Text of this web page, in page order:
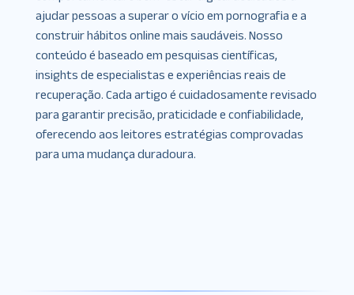
ajudar pessoas a superar o vício em pornografia e a
construir hábitos online mais saudáveis. Nosso
conteúdo é baseado em pesquisas científicas,
insights de especialistas e experiências reais de
recuperação. Cada artigo é cuidadosamente revisado
para garantir precisão, praticidade e confiabilidade,
oferecendo aos leitores estratégias comprovadas
para uma mudança duradoura.